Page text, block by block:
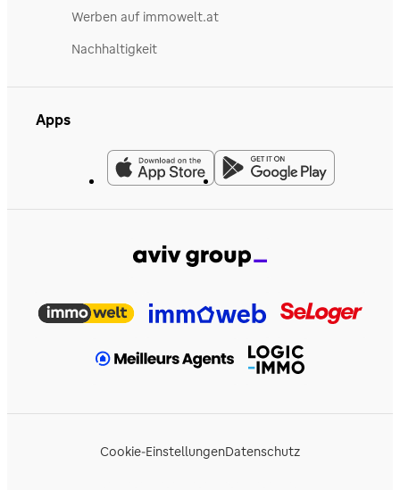
Werben auf immowelt.at
Nachhaltigkeit
Apps
Cookie-EinstellungenDatenschutz